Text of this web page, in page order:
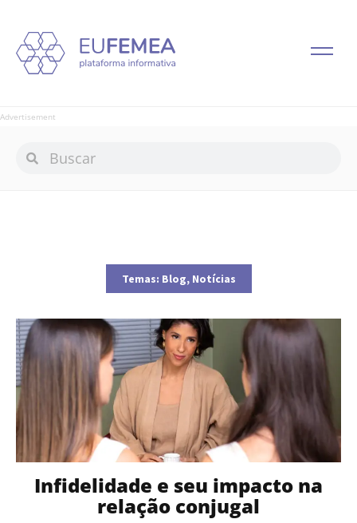
Advertisement
Temas: Blog, Notícias
Infidelidade e seu impacto na
relação conjugal